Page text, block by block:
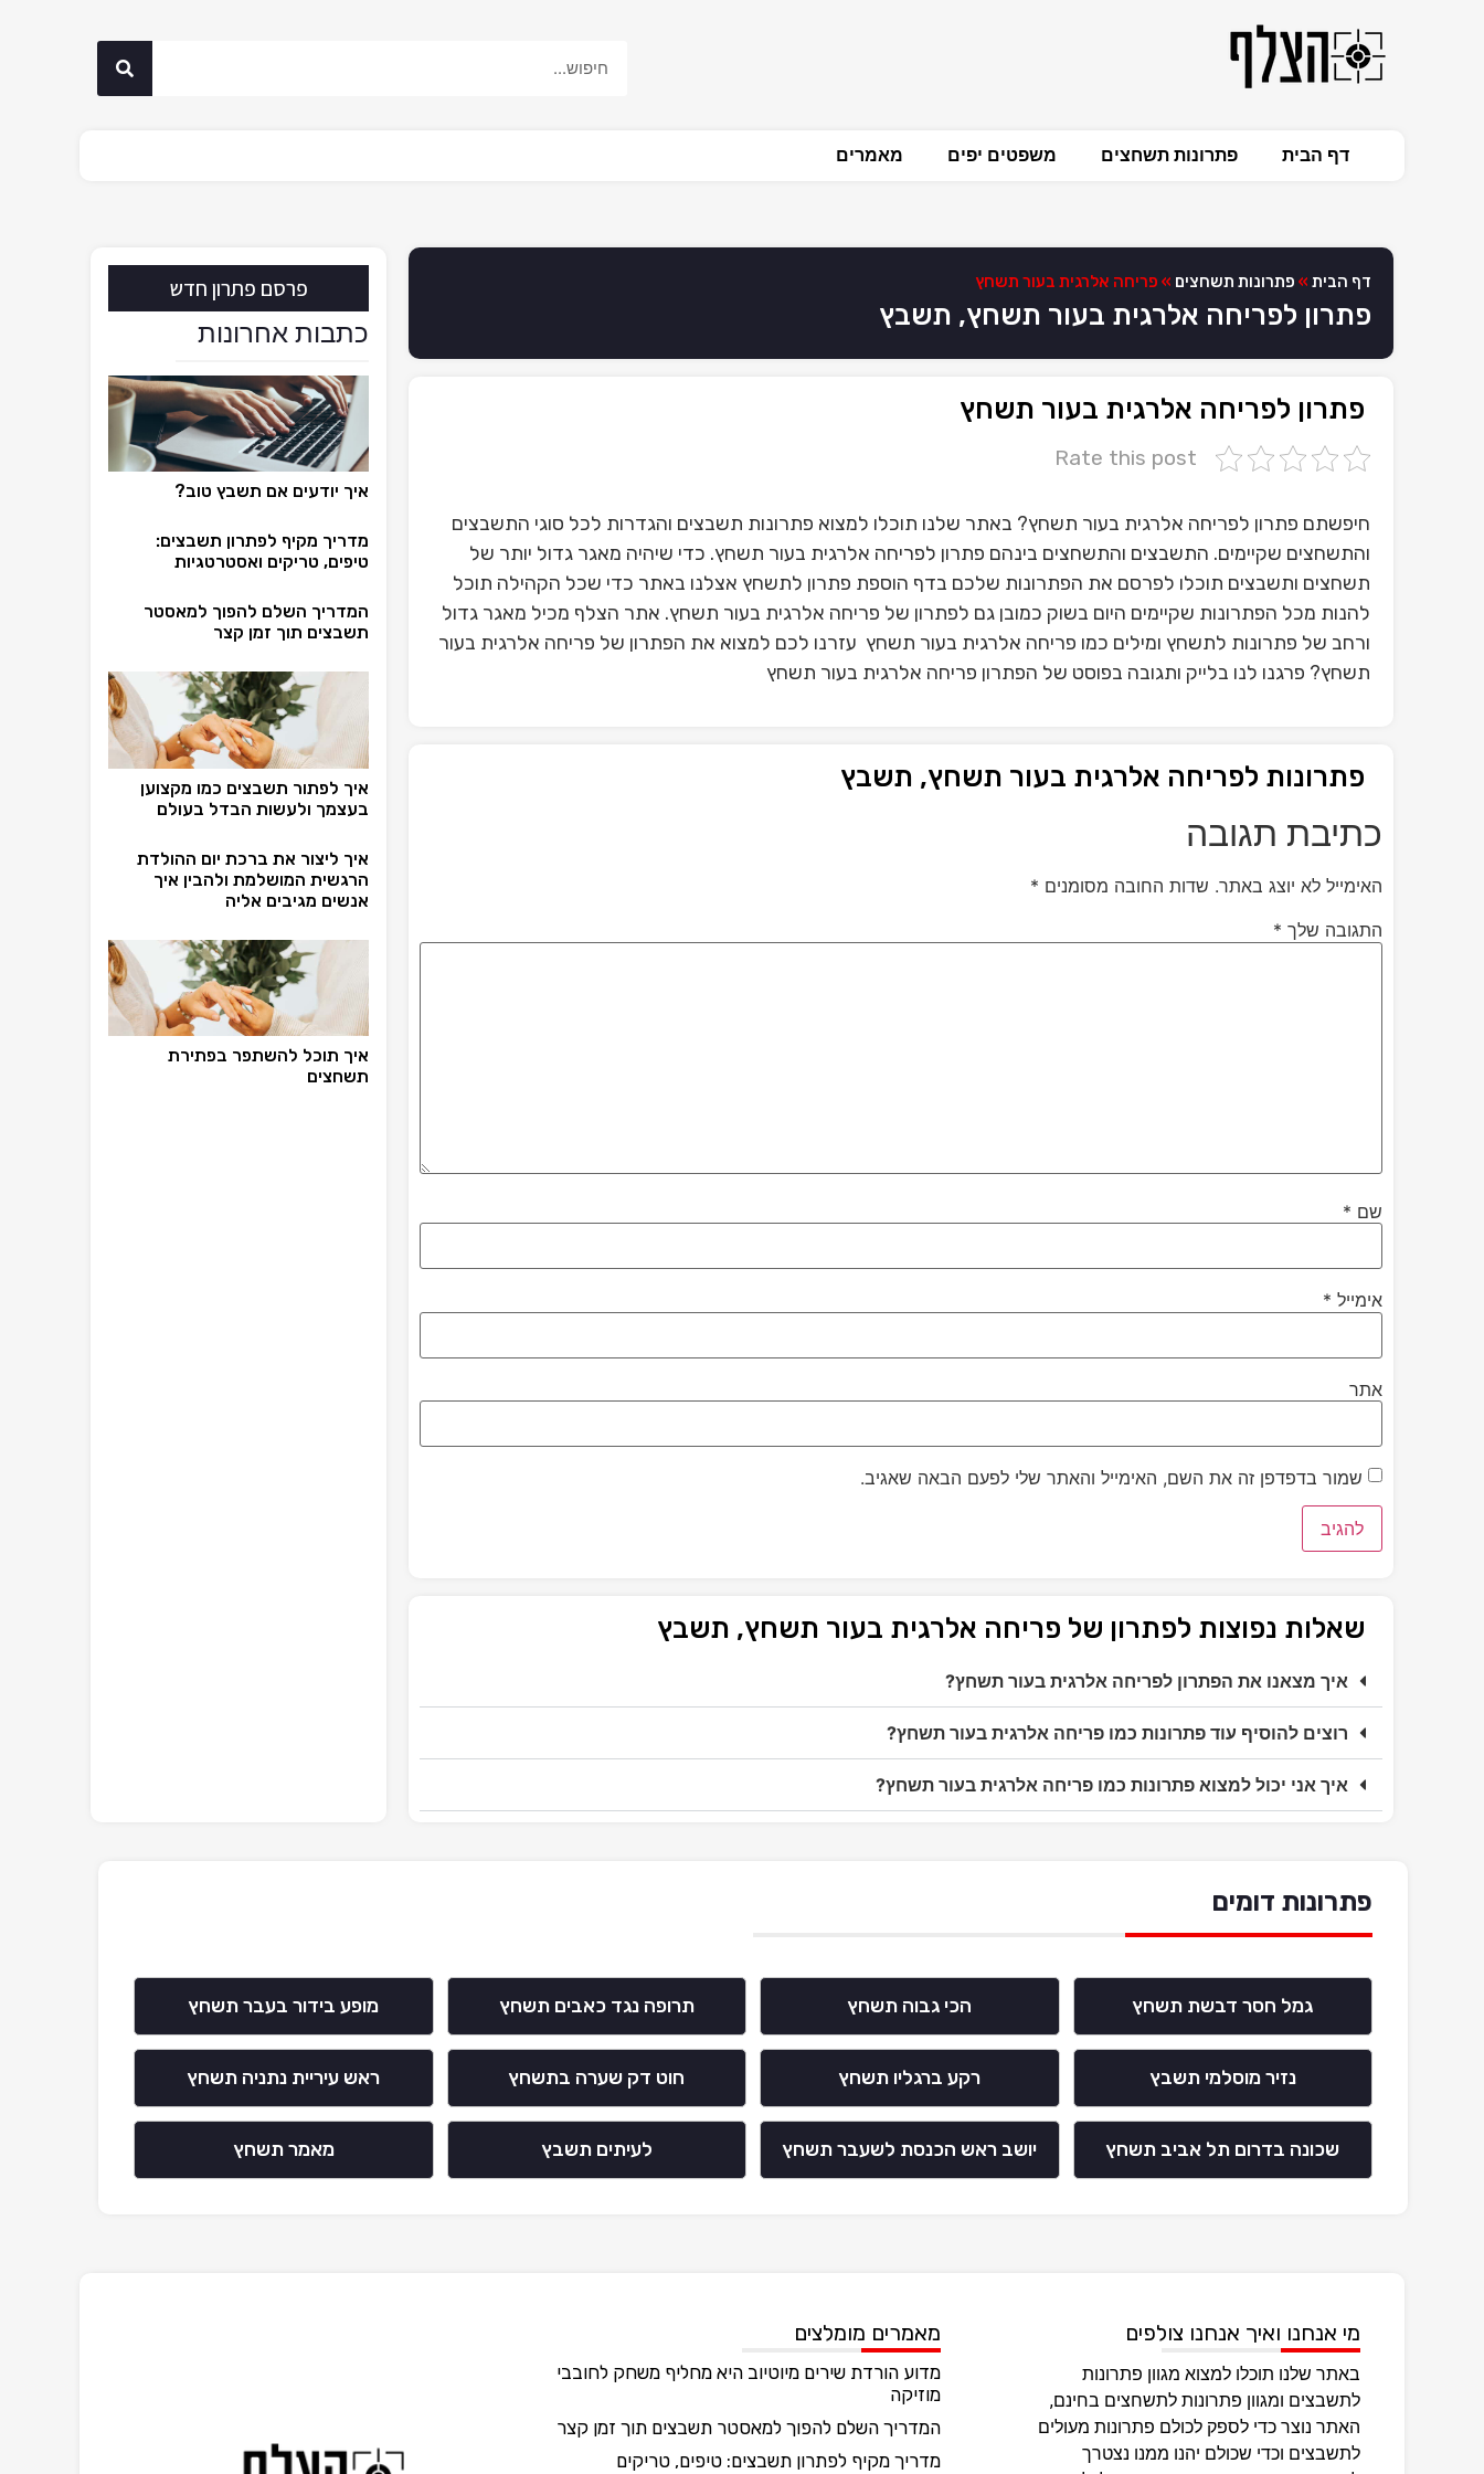
דף הבית פתרונות תשחצים משפטים יפים מאמרים
דף הבית » פתרונות תשחצים » פריחה אלרגית בעור תשחץ
פתרון לפריחה אלרגית בעור תשחץ, תשבץ
פתרון לפריחה אלרגית בעור תשחץ
Rate this post
חיפשתם פתרון לפריחה אלרגית בעור תשחץ? באתר שלנו תוכלו למצוא פתרונות תשבצים והגדרות לכל סוגי התשבצים
והתשחצים שקיימים. התשבצים והתשחצים בינהם פתרון לפריחה אלרגית בעור תשחץ. כדי שיהיה מאגר גדול יותר של
תשחצים ותשבצים תוכלו לפרסם את הפתרונות שלכם בדף הוספת פתרון לתשחץ אצלנו באתר כדי שכל הקהילה תוכל
להנות מכל הפתרונות שקיימים היום בשוק כמובן גם לפתרון של פריחה אלרגית בעור תשחץ. אתר הצלף מכיל מאגר גדול
ורחב של פתרונות לתשחץ ומילים כמו פריחה אלרגית בעור תשחץ עזרנו לכם למצוא את הפתרון של פריחה אלרגית בעור
תשחץ? פרגנו לנו בלייק ותגובה בפוסט של הפתרון פריחה אלרגית בעור תשחץ
פתרונות לפריחה אלרגית בעור תשחץ, תשבץ
כתיבת תגובה
האימייל לא יוצג באתר. שדות החובה מסומנים *
התגובה שלך *
שם *
אימייל *
אתר
שמור בדפדפן זה את השם, האימייל והאתר שלי לפעם הבאה שאגיב.
שאלות נפוצות לפתרון של פריחה אלרגית בעור תשחץ, תשבץ
איך מצאנו את הפתרון לפריחה אלרגית בעור תשחץ?
רוצים להוסיף עוד פתרונות כמו פריחה אלרגית בעור תשחץ?
איך אני יכול למצוא פתרונות כמו פריחה אלרגית בעור תשחץ?
פרסם פתרון חדש
כתבות אחרונות
איך יודעים אם תשבץ טוב?
מדריך מקיף לפתרון תשבצים:
טיפים, טריקים ואסטרטגיות
המדריך השלם להפוך למאסטר
תשבצים תוך זמן קצר
איך לפתור תשבצים כמו מקצוען
בעצמך ולעשות הבדל בעולם
איך ליצור את ברכת יום ההולדת
הרגשית המושלמת ולהבין איך
אנשים מגיבים אליה
איך תוכל להשתפר בפתירת
תשחצים
פתרונות דומים
גמל חסר דבשת תשחץ הכי גבוה תשחץ תרופה נגד כאבים תשחץ מופע בידור בעבר תשחץ
נזיר מוסלמי תשבץ רקע ברגליו תשחץ חוט דק שערה בתשחץ ראש עיריית נתניה תשחץ
שכונה בדרום תל אביב תשחץ יושב ראש הכנסת לשעבר תשחץ לעיתים תשבץ מאמר תשחץ
מי אנחנו ואיך אנחנו צולפים
באתר שלנו תוכלו למצוא מגוון פתרונות
לתשבצים ומגוון פתרונות לתשחצים בחינם,
האתר נוצר כדי לספק לכולם פתרונות מעולים
לתשבצים וכדי שכולם יהנו ממנו נצטרך
מאמרים מומלצים
מדוע הורדת שירים מיוטיוב היא מחליף משחק לחובבי
מוזיקה
המדריך השלם להפוך למאסטר תשבצים תוך זמן קצר
מדריך מקיף לפתרון תשבצים: טיפים, טריקים